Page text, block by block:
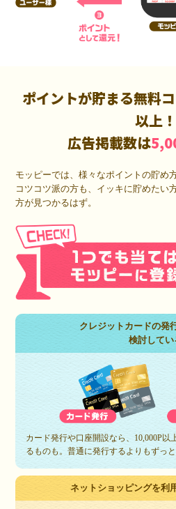
ポイントが貯まる無料
以上！
広告掲載数は
モッピーでは、様々なポイントの貯め
コツコツ派の方も、イッキに貯めたい
方が見つかるはず。
クレジットカードの発
検討してい
カード発行や口座開設なら、10,000P以
るものも。普通に発行するよりもずっと
ネットショッピングを利